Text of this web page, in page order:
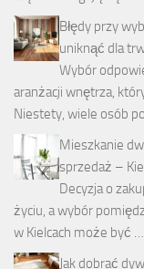
Błędy przy
uniknąć dla
Wybór
aranżacji wnętrza,
Niestety, wiele osób
Mieszkanie
sprzedaż –
Decyzja o
życiu, a wybór
w Kielcach może być …
Jak dobrać